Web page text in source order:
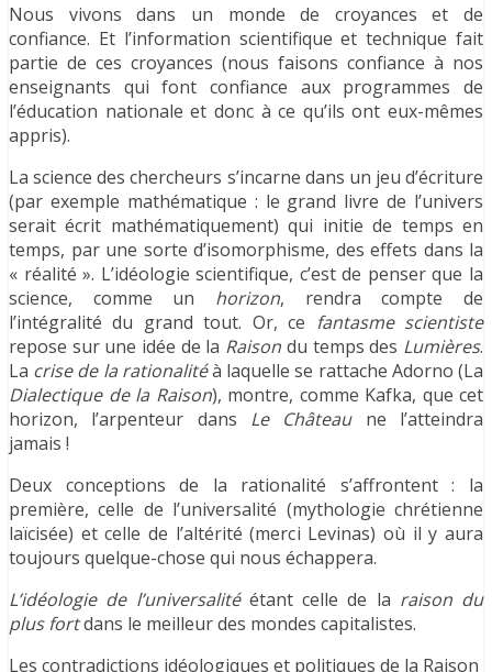
Nous vivons dans un monde de croyances et de
confiance. Et l’information scientifique et technique fait
partie de ces croyances (nous faisons confiance à nos
enseignants qui font confiance aux programmes de
l’éducation nationale et donc à ce qu’ils ont eux-mêmes
appris).
La science des chercheurs s’incarne dans un jeu d’écriture
(par exemple mathématique : le grand livre de l’univers
serait écrit mathématiquement) qui initie de temps en
temps, par une sorte d’isomorphisme, des effets dans la
« réalité ». L’idéologie scientifique, c’est de penser que la
science, comme un horizon, rendra compte de
l’intégralité du grand tout. Or, ce fantasme scientiste
repose sur une idée de la Raison du temps des Lumières.
La crise de la rationalitéà laquelle se rattache Adorno (La
Dialectique de la Raison), montre, comme Kafka, que cet
horizon, l’arpenteur dans Le Châteaune l’atteindra
jamais !
Deux conceptions de la rationalité s’affrontent : la
première, celle de l’universalité (mythologie chrétienne
laïcisée) et celle de l’altérité (merci Levinas) où il y aura
toujours quelque-chose qui nous échappera.
L’idéologie de l’universalitéétant celle de la raison du
plus fortdans le meilleur des mondes capitalistes.
Les contradictions idéologiques et politiques de la Raison